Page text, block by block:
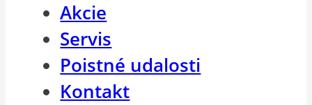
Akcie
Servis
Poistné udalosti
Kontakt